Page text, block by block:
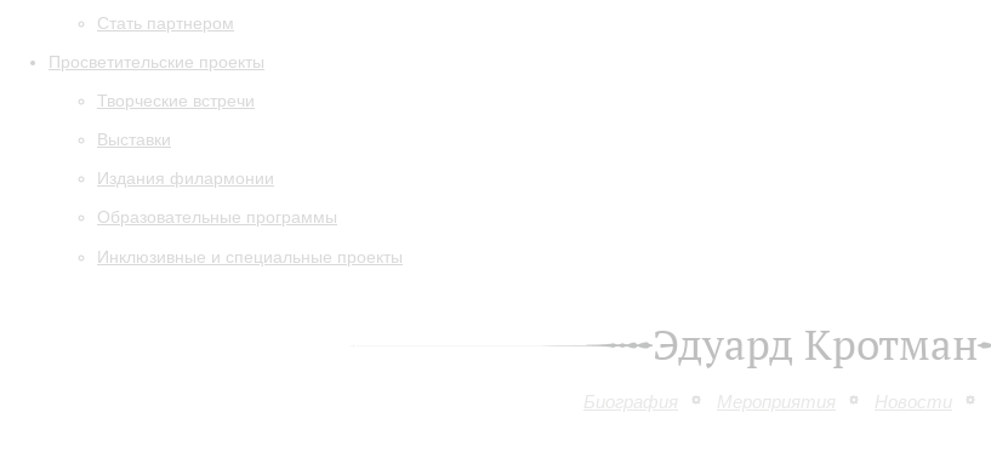
Стать партнером
Просветительские проекты
Творческие встречи
Выставки
Издания филармонии
Образовательные программы
Инклюзивные и специальные проекты
Эдуард Кротман
Биография Мероприятия Новости